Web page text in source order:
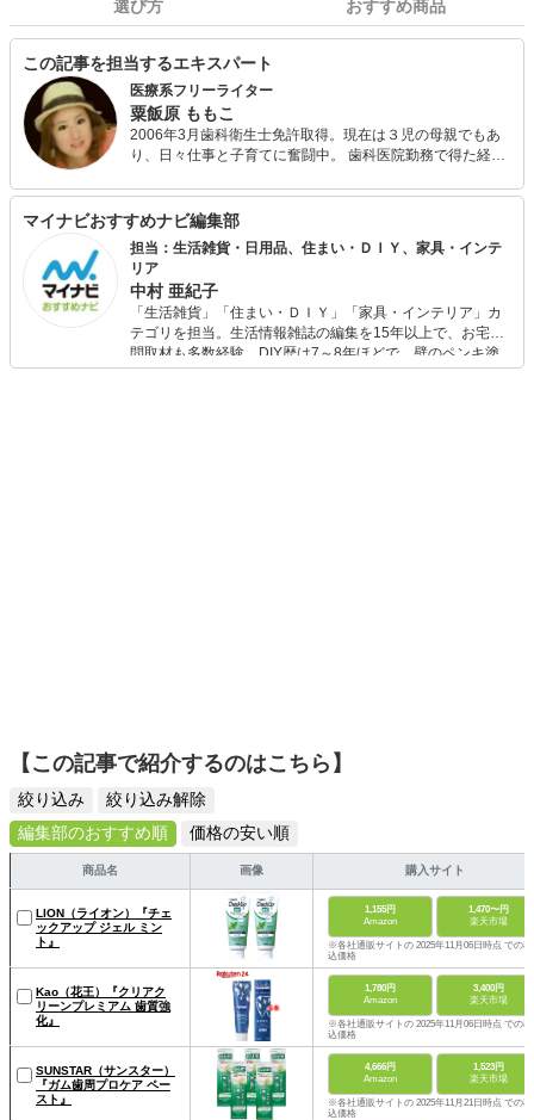
選び方 おすすめ商品
この記事を担当するエキスパート
医療系フリーライター
粟飯原 ももこ
2006年3月歯科衛生士免許取得。現在は３児の母親でもあ
り、日々仕事と子育てに奮闘中。 歯科医院勤務で得た経験
す。歯科衛生士だからこそ得られる基礎知識や情報を、分
かりやすく文章でみなさまにお伝えしていき、お口の中の
健康を生涯に渡り維持できるようにサポートいたします！
マイナビおすすめナビ編集部
担当：生活雑貨・日用品、住まい・ＤＩＹ、家具・インテ
リア
中村 亜紀子
「生活雑貨」「住まい・ＤＩＹ」「家具・インテリア」カ
テゴリを担当。生活情報雑誌の編集を15年以上で、お宅訪
問取材も多数経験。DIY歴は7～8年ほどで、壁のペンキ塗
りや壁紙チェンジなどもチャレンジ済み。初心者でもモノ
【この記事で紹介するのはこちら】
絞り込み
絞り込み解除
編集部のおすすめ順
価格の安い順
商品名 画像 購入サイト
LION（ライオン）『チェ
ックアップ ジェル ミン
ト』
1,155円
Amazon
1,470〜円
楽天市場
※各社通販サイトの 2025年11月06日時点 での税
込価格
Kao（花王）『クリアク
リーンプレミアム 歯質強
化』
1,780円
Amazon
3,400円
楽天市場
※各社通販サイトの 2025年11月06日時点 での税
込価格
SUNSTAR（サンスター）
『ガム歯周プロケア ペー
スト』
4,666円
Amazon
1,523円
楽天市場
※各社通販サイトの 2025年11月21日時点 での税
込価格